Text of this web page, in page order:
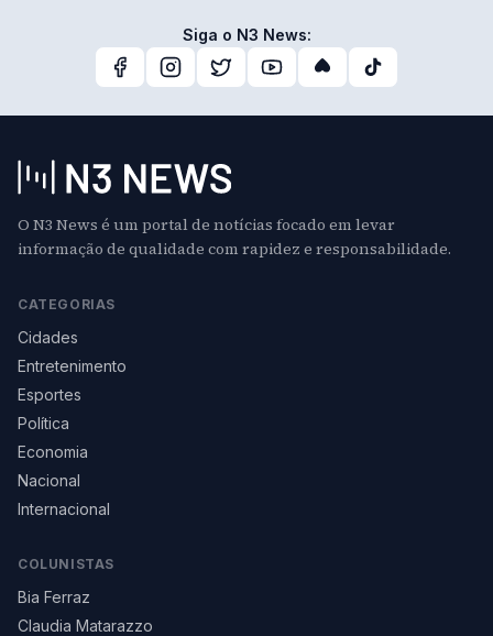
Siga o N3 News:
O N3 News é um portal de notícias focado em levar
informação de qualidade com rapidez e responsabilidade.
CATEGORIAS
Cidades
Entretenimento
Esportes
Política
Economia
Nacional
Internacional
COLUNISTAS
Bia Ferraz
Claudia Matarazzo